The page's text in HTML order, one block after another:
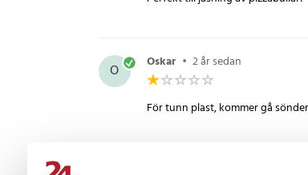
O Oskar • 2 år sedan
För tunn plast, kommer gå